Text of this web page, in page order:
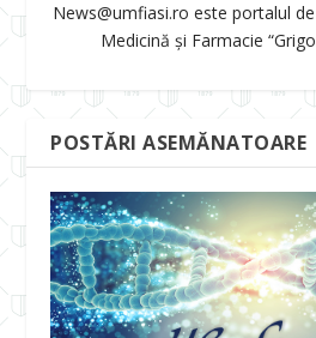
News@umfiasi.ro este portalul
Medicină și Farmacie
POSTĂRI ASEMĂNATOARE